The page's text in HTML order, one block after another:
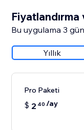
Bu uygulama 3
Yıllık
Pro Paketi
$ 2 40 /ay